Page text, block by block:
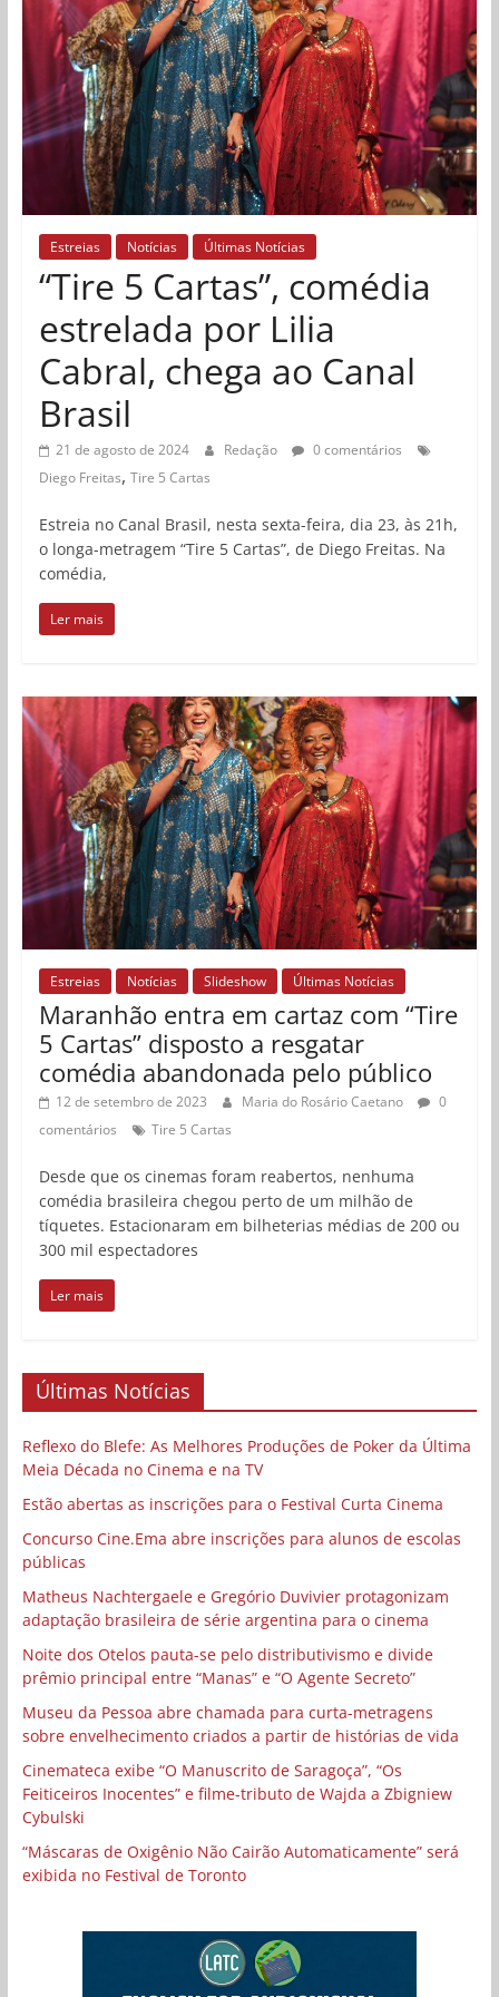
Estreias Notícias Últimas Notícias
“Tire 5 Cartas”, comédia
estrelada por Lilia
Cabral, chega ao Canal
Brasil
21 de agosto de 2024 Redação
0 comentários
Diego Freitas, Tire 5 Cartas
Estreia no Canal Brasil, nesta sexta-feira, dia 23, às 21h,
o longa-metragem “Tire 5 Cartas”, de Diego Freitas. Na
comédia,
Ler mais
Estreias Notícias Slideshow Últimas Notícias
Maranhão entra em cartaz com “Tire
5 Cartas” disposto a resgatar
comédia abandonada pelo público
12 de setembro de 2023 Maria do Rosário Caetano
0
comentários
Tire 5 Cartas
Desde que os cinemas foram reabertos, nenhuma
comédia brasileira chegou perto de um milhão de
tíquetes. Estacionaram em bilheterias médias de 200 ou
300 mil espectadores
Ler mais
Últimas Notícias
Reflexo do Blefe: As Melhores Produções de Poker da Última
Meia Década no Cinema e na TV
Estão abertas as inscrições para o Festival Curta Cinema
Concurso Cine.Ema abre inscrições para alunos de escolas
públicas
Matheus Nachtergaele e Gregório Duvivier protagonizam
adaptação brasileira de série argentina para o cinema
Noite dos Otelos pauta-se pelo distributivismo e divide
prêmio principal entre “Manas” e “O Agente Secreto”
Museu da Pessoa abre chamada para curta-metragens
sobre envelhecimento criados a partir de histórias de vida
Cinemateca exibe “O Manuscrito de Saragoça”, “Os
Feiticeiros Inocentes” e filme-tributo de Wajda a Zbigniew
Cybulski
“Máscaras de Oxigênio Não Cairão Automaticamente” será
exibida no Festival de Toronto